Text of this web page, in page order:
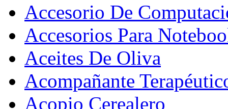
Accesorio De
Accesorios Para
Aceites De Oliva
Acompañante
Acopio Cerealero